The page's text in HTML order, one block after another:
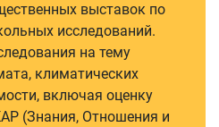
выставок по
исследований.
на тему
климатических
включая оценку
(Знания, Отношения и